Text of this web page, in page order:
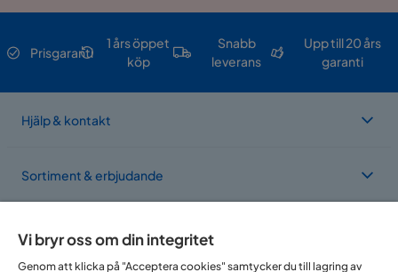
Prisgaranti
1 års öppet
köp
Snabb
leverans
Upp till 20 års
garanti
Hjälp & kontakt
Sortiment & erbjudande
Om Trademax
Vi bryr oss om din integritet
Genom att klicka på "Acceptera cookies" samtycker du till lagring av